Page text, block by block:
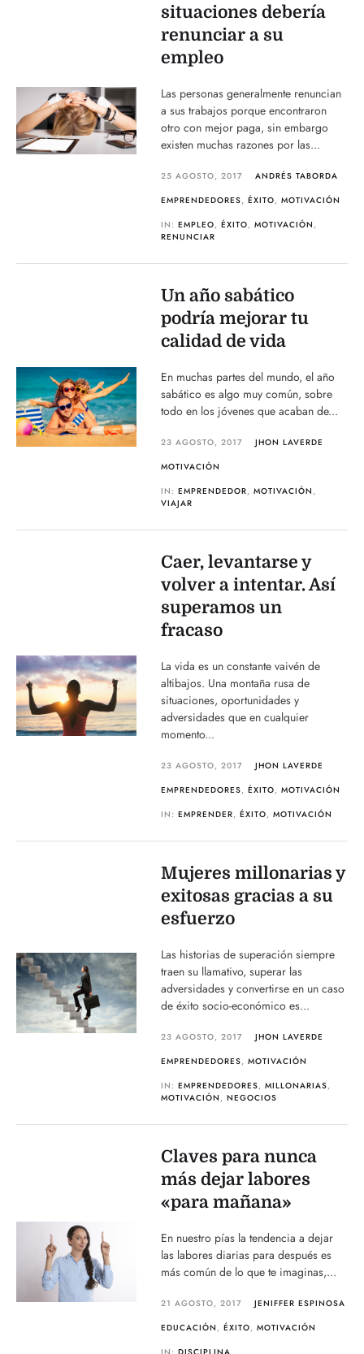
situaciones debería
renunciar a su
empleo
Las personas generalmente renuncian
a sus trabajos porque encontraron
otro con mejor paga, sin embargo
existen muchas razones por las...
25 AGOSTO, 2017
ANDRÉS TABORDA
EMPRENDEDORES,ÉXITO,MOTIVACIÓN
IN:EMPLEO,ÉXITO,MOTIVACIÓN ,
RENUNCIAR
Un año sabático
podría mejorar tu
calidad de vida
En muchas partes del mundo, el año
sabático es algo muy común, sobre
todo en los jóvenes que acaban de...
23 AGOSTO, 2017
JHON LAVERDE
MOTIVACIÓN
IN:EMPRENDEDOR,MOTIVACIÓN ,
VIAJAR
Caer, levantarse y
volver a intentar. Así
superamos un
fracaso
La vida es un constante vaivén de
altibajos. Una montaña rusa de
situaciones, oportunidades y
adversidades que en cualquier
momento...
23 AGOSTO, 2017
JHON LAVERDE
EMPRENDEDORES,ÉXITO,MOTIVACIÓN
IN:EMPRENDER,ÉXITO,MOTIVACIÓN
Mujeres millonarias y
exitosas gracias a su
esfuerzo
Las historias de superación siempre
traen su llamativo, superar las
adversidades y convertirse en un caso
de éxito socio-económico es...
23 AGOSTO, 2017
JHON LAVERDE
EMPRENDEDORES,MOTIVACIÓN
IN:EMPRENDEDORES,MILLONARIAS,
MOTIVACIÓN ,NEGOCIOS
Claves para nunca
más dejar labores
«para mañana»
En nuestro pías la tendencia a dejar
las labores diarias para después es
más común de lo que te imaginas,...
21 AGOSTO, 2017
JENIFFER ESPINOSA
EDUCACIÓN ,ÉXITO,MOTIVACIÓN